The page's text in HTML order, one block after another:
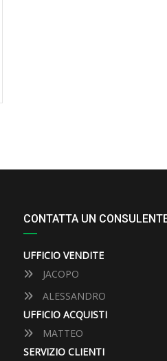
CONTATTA UN
UFFICIO VENDITE
JACOPO
ALESSANDRO
UFFICIO ACQUISTI
MATTEO
SERVIZIO CLIENTI